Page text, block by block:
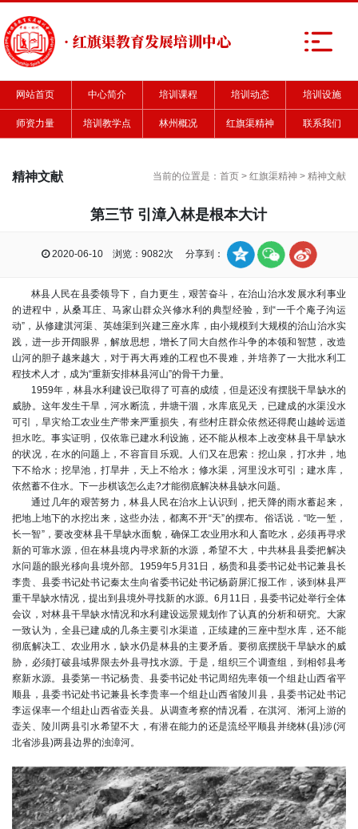
· 红旗渠教育发展培训中心
网站首页 中心简介 培训课程 培训动态 培训设施
师资力量 培训教学点 林州概况 红旗渠精神 联系我们
精神文献 当前的位置是： 首页 > 红旗渠精神 > 精神文献
第三节 引漳入林是根本大计
2020-06-10 浏览：9082次 分享到：
林县人民在县委领导下，自力更生，艰苦奋斗，在治山治水发展水利事业
的进程中，从桑耳庄、马家山群众兴修水利的典型经验，到“一千个庵子沟运
动”，从修建淇河渠、英雄渠到兴建三座水库，由小规模到大规模的治山治水实
践，进一步开阔眼界，解放思想，增长了同大自然作斗争的本领和智慧，改造
山河的胆子越来越大，对于再大再难的工程也不畏难，并培养了一大批水利工
程技术人才，成为“重新安排林县河山”的骨干力量。
1959年，林县水利建设已取得了可喜的成绩，但是还没有摆脱干旱缺水的
威胁。这年发生干旱，河水断流，井塘干涸，水库底见天，已建成的水渠没水
可引，旱灾给工农业生产带来严重损失，有些村庄群众依然还得爬山越岭远道
担水吃。事实证明，仅依靠已建水利设施，还不能从根本上改变林县干旱缺水
的状况，在水的问题上，不容盲目乐观。人们又在思索：挖山泉，打水井，地
下不给水；挖旱池，打旱井，天上不给水；修水渠，河里没水可引；建水库，
依然蓄不住水。下一步棋该怎么走?才能彻底解决林县缺水问题。
通过几年的艰苦努力，林县人民在治水上认识到，把天降的雨水蓄起来，
把地上地下的水挖出来，这些办法，都离不开“天”的摆布。俗话说．“吃一堑，
长一智”，要改变林县干旱缺水面貌，确保工农业用水和人畜吃水，必须再寻求
新的可靠水源，但在林县境内寻求新的水源，希望不大，中共林县县委把解决
水问题的眼光移向县境外部。1959年5月31日，杨贵和县委书记处书记兼县长
李贵、县委书记处书记秦太生向省委书记处书记杨蔚屏汇报工作，谈到林县严
重干旱缺水情况，提出到县境外寻找新的水源。6月11日，县委书记处举行全体
会议，对林县干旱缺水情况和水利建设远景规划作了认真的分析和研究。大家
一致认为，全县已建成的几条主要引水渠道，正续建的三座中型水库，还不能
彻底解决工、农业用水，缺水仍是林县的主要矛盾。要彻底摆脱干旱缺水的威
胁，必须打破县域界限去外县寻找水源。于是，组织三个调查组，到相邻县考
察新水源。县委第一书记杨贵、县委书记处书记周绍先率领一个组赴山西省平
顺县，县委书记处书记兼县长李贵率一个组赴山西省陵川县，县委书记处书记
李运保率一个组赴山西省壶关县。从调查考察的情况看，在淇河、淅河上游的
壶关、陵川两县引水希望不大，有潜在能力的还是流经平顺县并绕林(县)涉(河
北省涉县)两县边界的浊漳河。